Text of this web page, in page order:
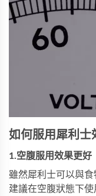
如何服用犀利士
1.空腹服用效果更好
雖然犀利士可以與
建議在空腹狀態下